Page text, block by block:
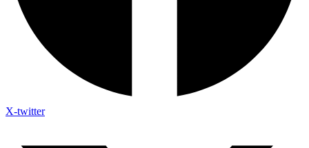
X-twitter